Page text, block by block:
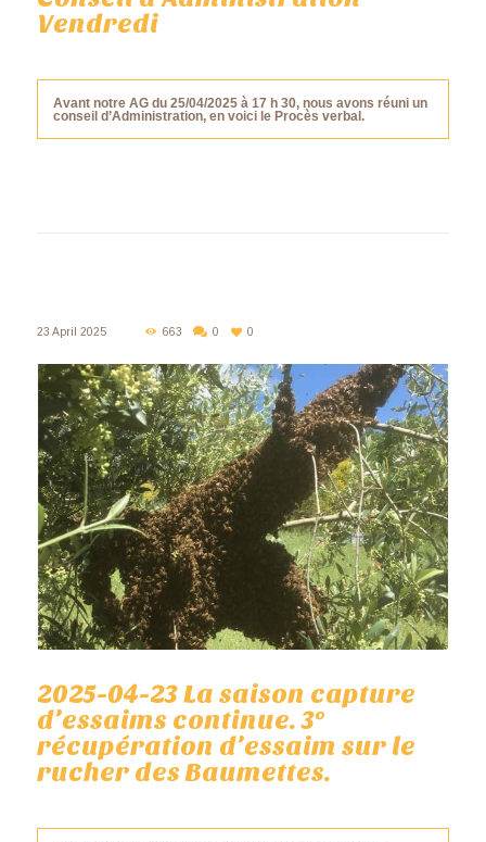
Vendredi
Avant notre AG du 25/04/2025 à 17 h 30, nous avons réuni un
conseil d’Administration, en voici le Procès verbal.
23 April 2025 663 0 0
2025-04-23 La saison capture
d’essaims continue. 3°
récupération d’essaim sur le
rucher des Baumettes.